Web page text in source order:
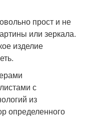
прост и не
или зеркала.
изделие
с
из
определенного